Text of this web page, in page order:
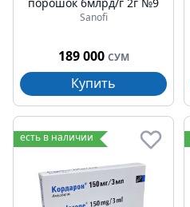
Sanofi
189 000 СУМ
Купить
есть в наличии